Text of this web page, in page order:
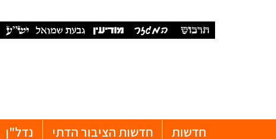
חדשות חדשות הציבור הדתי נדל"ן